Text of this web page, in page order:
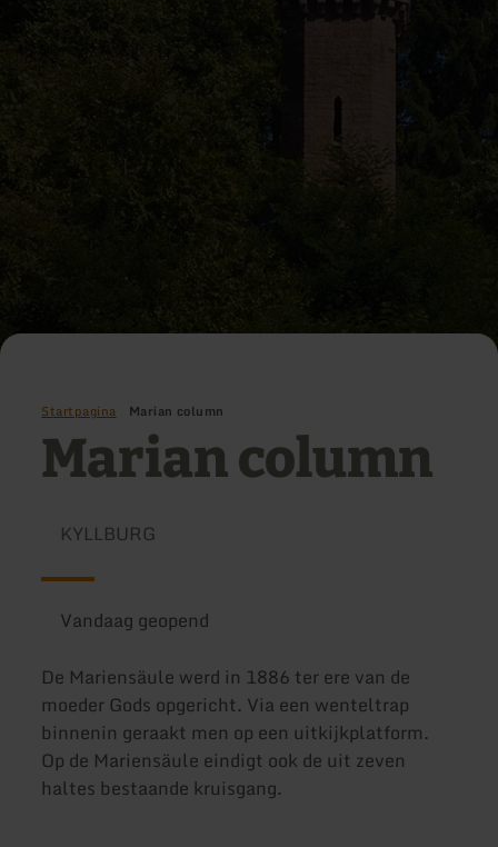
Startpagina Marian column
Marian column
KYLLBURG
Vandaag geopend
De Mariensäule werd in 1886 ter ere van de
moeder Gods opgericht. Via een wenteltrap
binnenin geraakt men op een uitkijkplatform.
Op de Mariensäule eindigt ook de uit zeven
haltes bestaande kruisgang.